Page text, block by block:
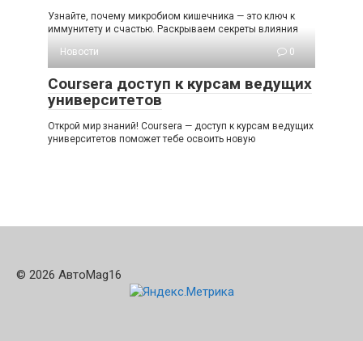
Узнайте, почему микробиом кишечника — это ключ к
иммунитету и счастью. Раскрываем секреты влияния
Новости
0
Coursera доступ к курсам ведущих
университетов
Открой мир знаний! Coursera — доступ к курсам ведущих
университетов поможет тебе освоить новую
© 2026 АвтоMag16